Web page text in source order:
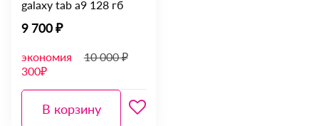
galaxy tab a9 128 гб
9 700 ₽
экономия
300₽
10 000 ₽
В корзину